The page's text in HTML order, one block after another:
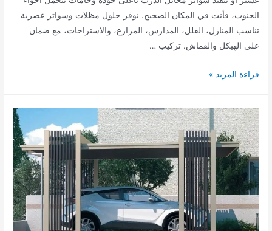
الجنوب، فأنت في المكان الصحيح. نوفر حلول مظلات وسواتر عصرية
تناسب المنازل، الفلل، المدارس، المزارع، والاستراحات، مع ضمان
على الهيكل والقماش. تركيب …
مظلات
محايل
|
سواتر
محايل
الدرب
بأفضل
الأسعار
قراءة المزيد »